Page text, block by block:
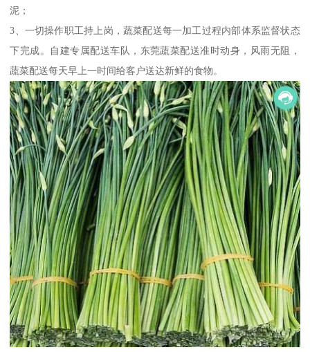
泥；
3、一切操作职工持上岗，蔬菜配送每一加工过程内部体系监督状态
下完成。自建专属配送车队，东莞蔬菜配送准时动身，风雨无阻，
蔬菜配送每天早上一时间给客户送达新鲜的食物。